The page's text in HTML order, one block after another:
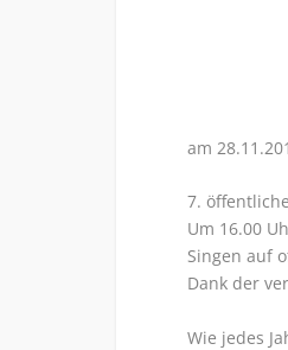
am
7.
Um 16.00
Singen auf
Dank der
Wie jedes